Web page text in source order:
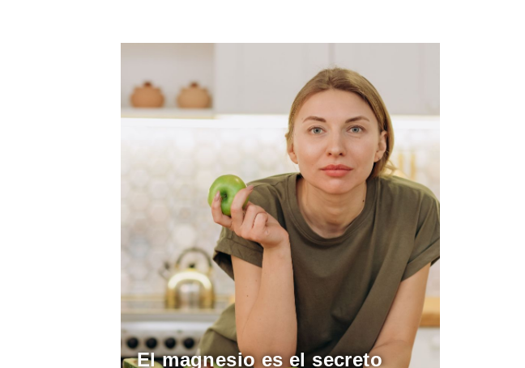
El magnesio es el secreto